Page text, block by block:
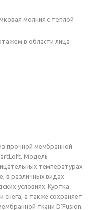
молния с тёплой
в области лица
прочной мембранной
Модель
температурах
в различных видах
условиях. Куртка
снега, а также сохраняет
ткани D'Fusion.